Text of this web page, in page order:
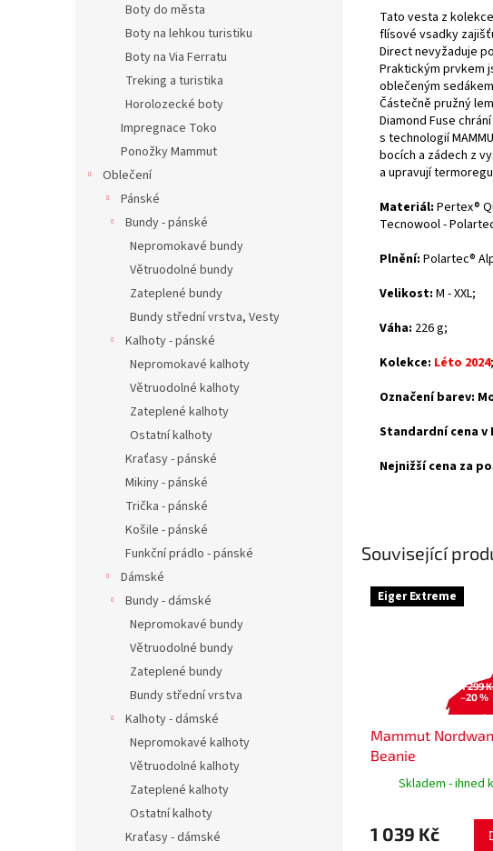
Boty do města
Boty na lehkou turistiku
Boty na Via Ferratu
Treking a turistika
Horolozecké boty
Impregnace Toko
Ponožky Mammut
Oblečení
Pánské
Bundy - pánské
Nepromokavé bundy
Větruodolné bundy
Zateplené bundy
Bundy střední vrstva, Vesty
Kalhoty - pánské
Nepromokavé kalhoty
Větruodolné kalhoty
Zateplené kalhoty
Ostatní kalhoty
Kraťasy - pánské
Mikiny - pánské
Trička - pánské
Košile - pánské
Funkční prádlo - pánské
Dámské
Bundy - dámské
Nepromokavé bundy
Větruodolné bundy
Zateplené bundy
Bundy střední vrstva
Kalhoty - dámské
Nepromokavé kalhoty
Větruodolné kalhoty
Zateplené kalhoty
Ostatní kalhoty
Kraťasy - dámské
Související
Eiger Extreme
1 299
–20 %
Mammut
Beanie
Skladem - ihned
1 039 Kč
Tato vesta z
flísové vsadky
Direct nevyžaduje
Praktickým prvkem
oblečeným
Částečně pružný
Diamond Fuse
s technologií
bocích a zádech z
a upravují
Materiál: Pertex®
Tecnowool -
Plnění: Polartec®
Velikost: M - XXL;
Váha: 226 g;
Kolekce: Léto 2024;
Označení barev:
Standardní cena
Nejnižší cena za